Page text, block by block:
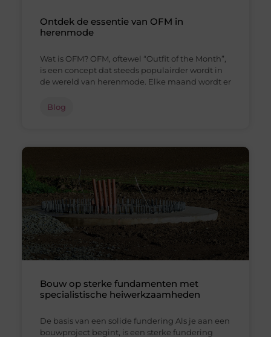
Ontdek de essentie van OFM in
herenmode
Wat is OFM? OFM, oftewel “Outfit of the Month”,
is een concept dat steeds populairder wordt in
de wereld van herenmode. Elke maand wordt er
Blog
Bouw op sterke fundamenten met
specialistische heiwerkzaamheden
De basis van een solide fundering Als je aan een
bouwproject begint, is een sterke fundering